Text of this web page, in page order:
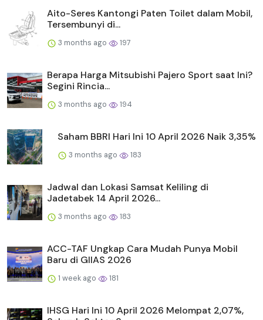
Aito-Seres Kantongi Paten Toilet dalam Mobil,
Tersembunyi di...
3 months ago 197
Berapa Harga Mitsubishi Pajero Sport saat Ini?
Segini Rincia...
3 months ago 194
Saham BBRI Hari Ini 10 April 2026 Naik 3,35%
3 months ago 183
Jadwal dan Lokasi Samsat Keliling di
Jadetabek 14 April 2026...
3 months ago 183
ACC-TAF Ungkap Cara Mudah Punya Mobil
Baru di GIIAS 2026
1 week ago 181
IHSG Hari Ini 10 April 2026 Melompat 2,07%,